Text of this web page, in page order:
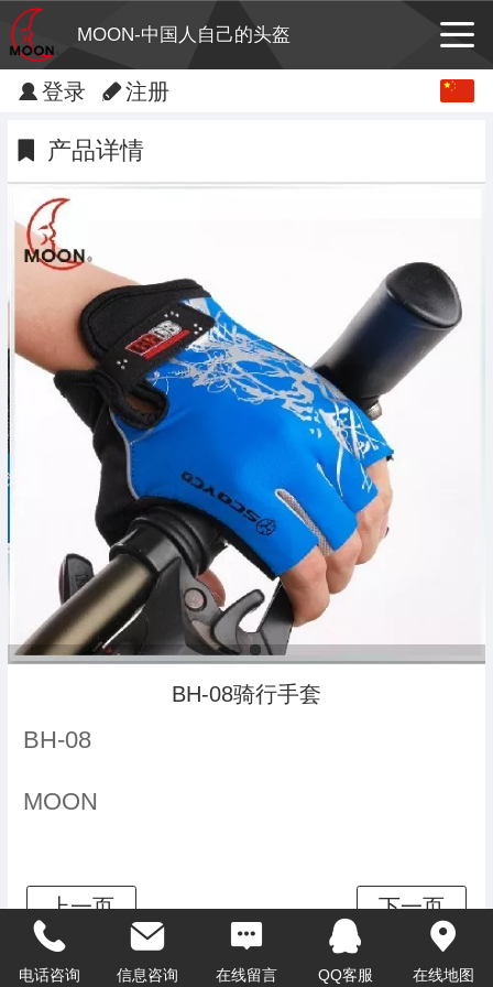
MOON-中国人自己的头盔
登录 注册
产品详情
BH-08骑行手套
BH-08
MOON
电话咨询 信息咨询 在线留言 QQ客服 在线地图